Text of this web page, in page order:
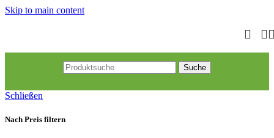
Skip to main content
Suche
Schließen
Nach Preis filtern